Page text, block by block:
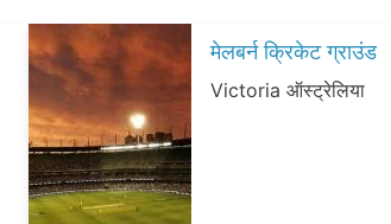
मेलबर्न क्रिकेट ग्राउंड
Victoria ऑस्ट्रेलिया